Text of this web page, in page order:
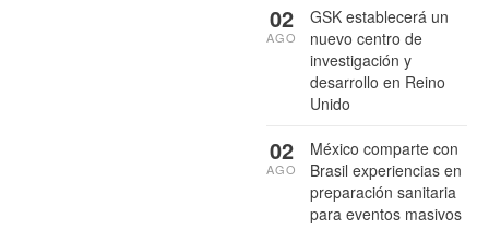
GSK establecerá un
nuevo centro de
investigación y
desarrollo en Reino
Unido
02
AGO
México comparte con
Brasil experiencias en
preparación sanitaria
para eventos masivos
02
AGO